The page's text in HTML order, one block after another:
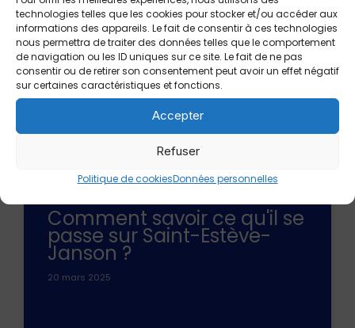
technologies telles que les cookies pour stocker et/ou accéder aux
informations des appareils. Le fait de consentir à ces technologies
nous permettra de traiter des données telles que le comportement
de navigation ou les ID uniques sur ce site. Le fait de ne pas
consentir ou de retirer son consentement peut avoir un effet négatif
sur certaines caractéristiques et fonctions.
Accepter
Refuser
Politique de cookiesDonnées personnelles
COMMUNICATION
Comment savoir ce qu'il se
passe sur Saint-Estève-
Janson ?
20 mars 2025